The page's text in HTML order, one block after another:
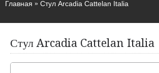
Главная Стул Arcadia Cattelan Italia
Стул Arcadia Cattelan Italia